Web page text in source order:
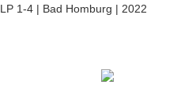
LP 1-4 | Bad Homburg | 2022